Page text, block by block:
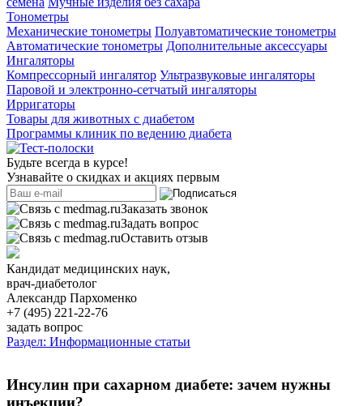
Тонометры
Механические тонометры Полуавтоматические тонометры
Автоматические тонометры Дополнительные аксессуары
Ингаляторы
Компрессорный ингалятор Ультразвуковые ингаляторы
Паровой и электронно-сетчатый ингаляторы
Ирригаторы
Товары для животных с диабетом
Программы клиник по ведению диабета
Будьте всегда в курсе!
Узнавайте о скидках и акциях первым
Заказать звонок
Задать вопрос
Оставить отзыв
Кандидат медицинских наук,
врач-диабетолог
Александр Пархоменко
+7 (495) 221-22-76
задать вопрос
Раздел: Информационные статьи
Инсулин при сахарном диабете: зачем нужны
инъекции?